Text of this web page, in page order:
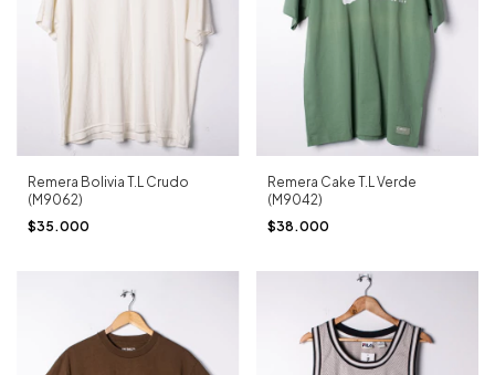
Remera Bolivia T.L Crudo
(M9062)
$35.000
Remera Cake T.L Verde
(M9042)
$38.000